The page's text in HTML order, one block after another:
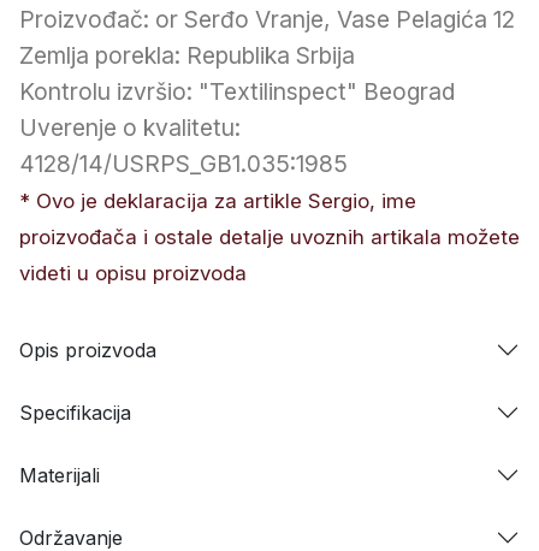
Proizvođač: or Serđo Vranje, Vase Pelagića 12
Zemlja porekla: Republika Srbija
Kontrolu izvršio: "Textilinspect" Beograd
Uverenje o kvalitetu:
4128/14/USRPS_GB1.035:1985
* Ovo je deklaracija za artikle Sergio, ime
proizvođača i ostale detalje uvoznih artikala možete
videti u opisu proizvoda
Opis proizvoda
Specifikacija
Materijali
Održavanje